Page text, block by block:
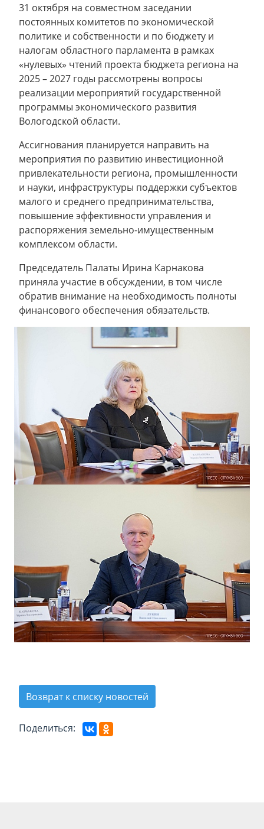
31 октября на совместном заседании
постоянных комитетов по экономической
политике и собственности и по бюджету и
налогам областного парламента в рамках
«нулевых» чтений проекта бюджета региона на
2025 – 2027 годы рассмотрены вопросы
реализации мероприятий государственной
программы экономического развития
Вологодской области.
Ассигнования планируется направить на
мероприятия по развитию инвестиционной
привлекательности региона, промышленности
и науки, инфраструктуры поддержки субъектов
малого и среднего предпринимательства,
повышение эффективности управления и
распоряжения земельно-имущественным
комплексом области.
Председатель Палаты Ирина Карнакова
приняла участие в обсуждении, в том числе
обратив внимание на необходимость полноты
финансового обеспечения обязательств.
Возврат к списку новостей
Поделиться: